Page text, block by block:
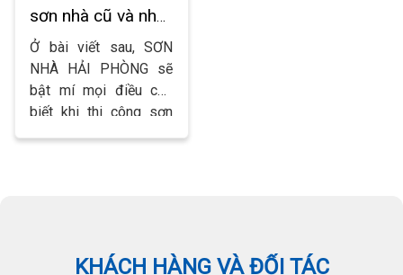
sơn nhà cũ và nhà
mới của Sơn Nhà
Hải Phòng
Ở bài viết sau, SƠN
NHÀ HẢI PHÒNG sẽ
bật mí mọi điều cần
biết khi thi công sơn
KHÁCH HÀNG VÀ ĐỐI TÁC